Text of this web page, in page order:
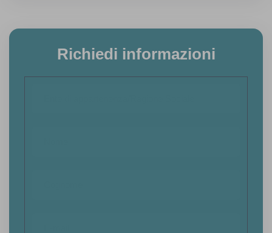
Richiedi informazioni